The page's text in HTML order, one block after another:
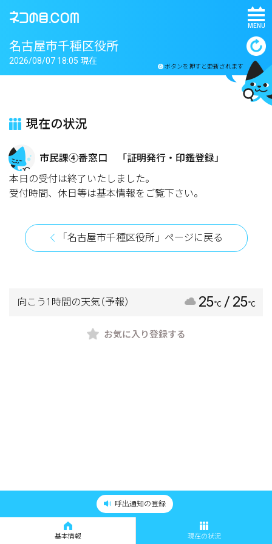
MENU
名古屋市千種区役所
ボタンを押すと更新されます
2026/08/07 18:05 現在
現在の状況
市民課④番窓口 「証明発行・印鑑登録」
本日の受付は終了いたしました。
受付時間、休日等は基本情報をご覧下さい。
「名古屋市千種区役所」ページに戻る
向こう1時間の天気（予報） 25℃ / 25℃
お気に入り登録する
呼出通知の登録
基本情報 現在の状況